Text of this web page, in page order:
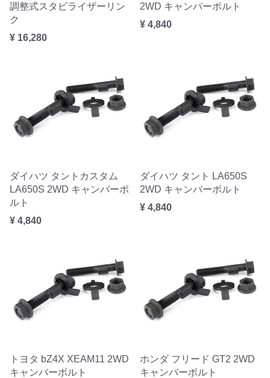
調整式スタビライザーリン
ク
¥ 16,280
2WD キャンバーボルト
¥ 4,840
ダイハツ タントカスタム
LA650S 2WD キャンバーボ
ルト
¥ 4,840
ダイハツ タント LA650S
2WD キャンバーボルト
¥ 4,840
トヨタ bZ4X XEAM11 2WD
キャンバーボルト
ホンダ フリード GT2 2WD
キャンバーボルト